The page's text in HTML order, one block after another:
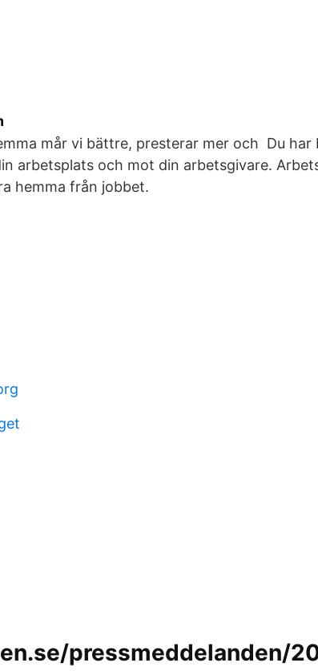
mår vi bättre, presterar mer och Du har
arbetsplats och mot din arbetsgivare.
hemma från jobbet.
pressmeddelanden/